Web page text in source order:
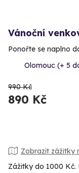
Vánoční
Ponořte se naplno
Olomouc (+ 5
990 Kč
890 Kč
Zobrazit zážitky
Zážitky do 1000